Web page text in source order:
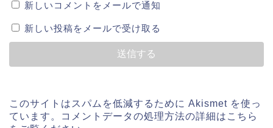
新しいコメントをメールで通知
新しい投稿をメールで受け取る
このサイトはスパムを低減するために Akismet を使っ
ています。
コメントデータの処理方法の詳細はこちら